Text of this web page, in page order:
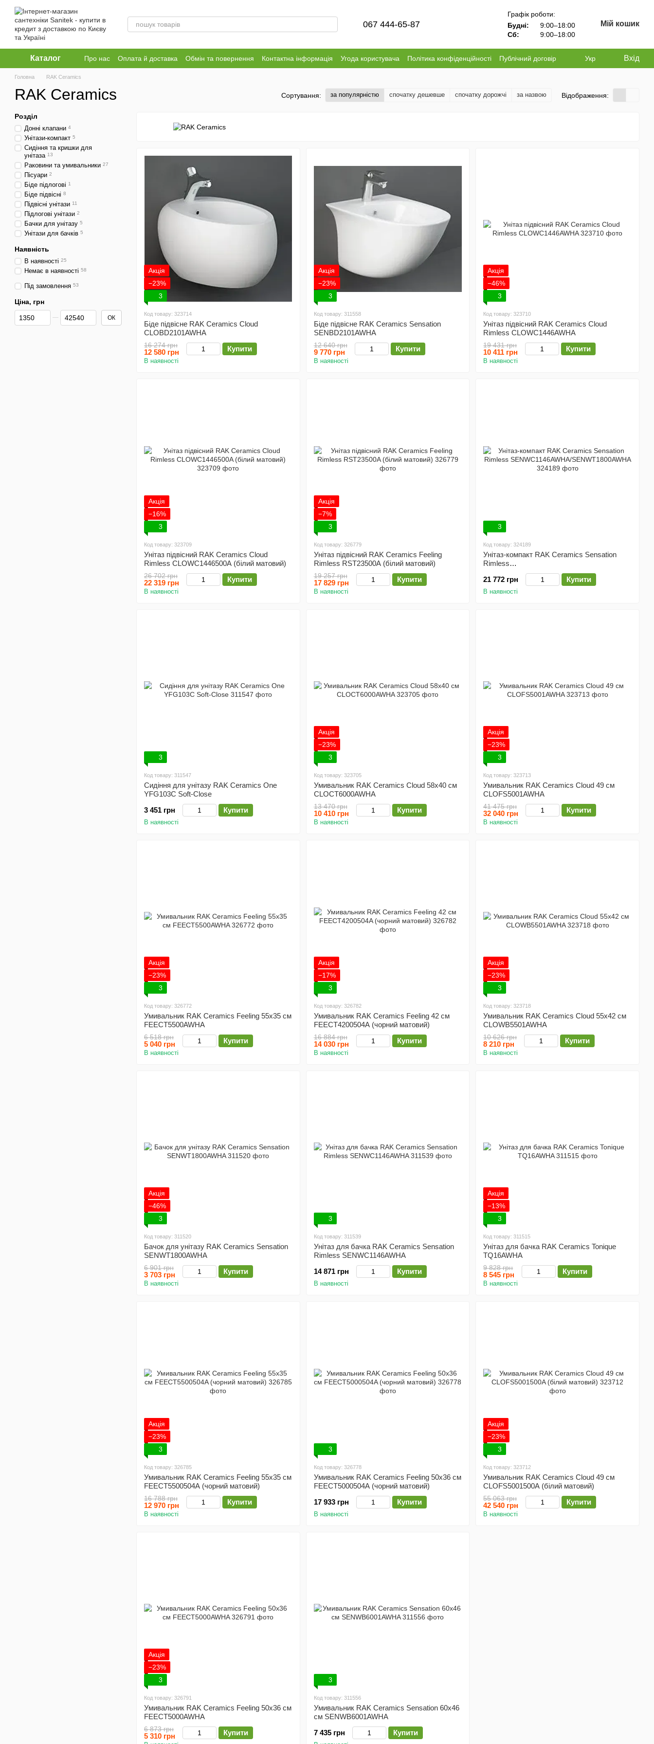
Перейти до основного контенту
067 444-65-87
Графік роботи:
Будні:
9:00–18:00
Сб:
9:00–18:00
Мій кошик
Каталог Про нас Оплата й доставка Обмін та повернення Контактна інформація Угода користувача Політика конфіденційності Публічний договір Укр Вхід
Головна RAK Ceramics
RAK Ceramics Сортування: за популярністю спочатку дешевше спочатку дорожчі за назвою Відображення:
Акція
−23%
3
Код товару: 323714
Біде підвісне RAK Ceramics Cloud
CLOBD2101AWHA
16 274 грн
12 580 грн Купити
В наявності
Акція
−23%
3
Код товару: 311558
Біде підвісне RAK Ceramics Sensation
SENBD2101AWHA
12 640 грн
9 770 грн Купити
В наявності
Акція
−46%
3
Код товару: 323710
Унітаз підвісний RAK Ceramics Cloud
Rimless CLOWC1446AWHA
19 431 грн
10 411 грн Купити
В наявності
Акція
−16%
3
Код товару: 323709
Унітаз підвісний RAK Ceramics Cloud
Rimless CLOWC1446500A (білий матовий)
26 702 грн
22 319 грн Купити
В наявності
Акція
−7%
3
Код товару: 326779
Унітаз підвісний RAK Ceramics Feeling
Rimless RST23500A (білий матовий)
19 257 грн
17 829 грн Купити
В наявності
3
Код товару: 324189
Унітаз-компакт RAK Ceramics Sensation
Rimless
SENWC1146AWHA/SENWT1800AWHA
21 772 грн
Купити
В наявності
3
Код товару: 311547
Сидіння для унітазу RAK Ceramics One
YFG103C Soft-Close
3 451 грн
Купити
В наявності
Акція
−23%
3
Код товару: 323705
Умивальник RAK Ceramics Cloud 58x40 см
CLOCT6000AWHA
13 470 грн
10 410 грн Купити
В наявності
Акція
−23%
3
Код товару: 323713
Умивальник RAK Ceramics Cloud 49 см
CLOFS5001AWHA
41 475 грн
32 040 грн Купити
В наявності
Акція
−23%
3
Код товару: 326772
Умивальник RAK Ceramics Feeling 55x35 см
FEECT5500AWHA
6 518 грн
5 040 грн Купити
В наявності
Акція
−17%
3
Код товару: 326782
Умивальник RAK Ceramics Feeling 42 см
FEECT4200504A (чорний матовий)
16 884 грн
14 030 грн Купити
В наявності
Акція
−23%
3
Код товару: 323718
Умивальник RAK Ceramics Cloud 55x42 см
CLOWB5501AWHA
10 626 грн
8 210 грн Купити
В наявності
Акція
−46%
3
Код товару: 311520
Бачок для унітазу RAK Ceramics Sensation
SENWT1800AWHA
6 901 грн
3 703 грн Купити
В наявності
3
Код товару: 311539
Унітаз для бачка RAK Ceramics Sensation
Rimless SENWC1146AWHA
14 871 грн
Купити
В наявності
Акція
−13%
3
Код товару: 311515
Унітаз для бачка RAK Ceramics Tonique
TQ16AWHA
9 828 грн
8 545 грн Купити
В наявності
Акція
−23%
3
Код товару: 326785
Умивальник RAK Ceramics Feeling 55x35 см
FEECT5500504A (чорний матовий)
16 788 грн
12 970 грн Купити
В наявності
3
Код товару: 326778
Умивальник RAK Ceramics Feeling 50x36 см
FEECT5000504A (чорний матовий)
17 933 грн
Купити
В наявності
Акція
−23%
3
Код товару: 323712
Умивальник RAK Ceramics Cloud 49 см
CLOFS5001500A (білий матовий)
55 063 грн
42 540 грн Купити
В наявності
Акція
−23%
3
Код товару: 326791
Умивальник RAK Ceramics Feeling 50х36 см
FEECT5000AWHA
6 873 грн
5 310 грн Купити
3
Код товару: 311556
Умивальник RAK Ceramics Sensation 60x46
см SENWB6001AWHA
7 435 грн
Купити
Розділ
Донні клапани 4
Унітази-компакт 5
Сидіння та кришки для
унітаза 13
Раковини та умивальники 27
Пісуари 2
Біде підлогові 1
Біде підвісні 8
Підвісні унітази 11
Підлогові унітази 2
Бачки для унітазу 5
Унітази для бачків 5
Наявність
В наявності 25
Немає в наявності 58
Під замовлення 53
Ціна, грн
Від Ціна, грн
До Ціна, грн ОК